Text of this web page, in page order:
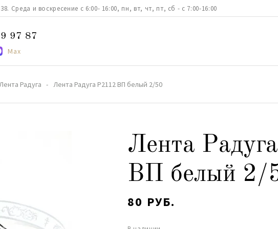
Среда и воскресение с 6:00- 16:00, пн, вт, чт, пт, сб - с 7:00-16:00
97 87
Max
Радуга Лента Радуга Р2112 ВП белый 2/50
Лента
ВП белый 2/
80 РУБ.